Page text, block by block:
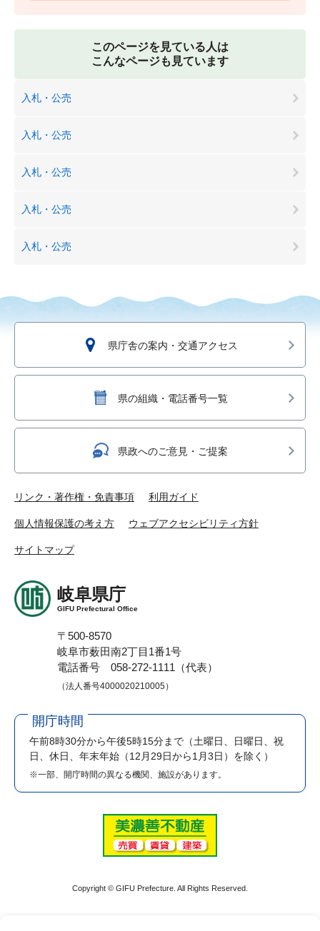
このページを見ている人は
こんなページも見ています
入札・公売
入札・公売
入札・公売
入札・公売
入札・公売
県庁舎の案内・交通アクセス
県の組織・電話番号一覧
県政へのご意見・ご提案
リンク・著作権・免責事項 利用ガイド
個人情報保護の考え方 ウェブアクセシビリティ方針
サイトマップ
岐阜県庁
GIFU Prefectural Office
〒500-8570
岐阜市薮田南2丁目1番1号
電話番号 058-272-1111（代表）
（法人番号4000020210005）
開庁時間
午前8時30分から午後5時15分まで （土曜日、日曜日、祝
日、休日、年末年始（12月29日から1月3日）を除く）
※一部、開庁時間の異なる機関、施設があります。
Copyright © GIFU Prefecture. All Rights Reserved.